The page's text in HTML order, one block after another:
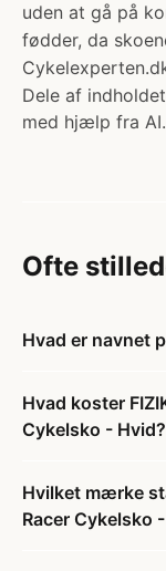
uden at gå på
fødder, da
Dele af
med hjælp fra AI.
Ofte
Hvad er navnet
Hvad koster
Cykelsko - Hvid?
Hvilket mærke
Racer Cykelsko